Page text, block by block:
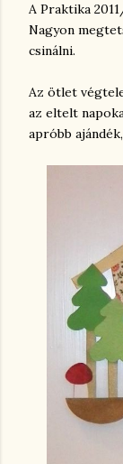
A Praktika
Nagyon
csinálni.
Az ötlet
az eltelt
apróbb